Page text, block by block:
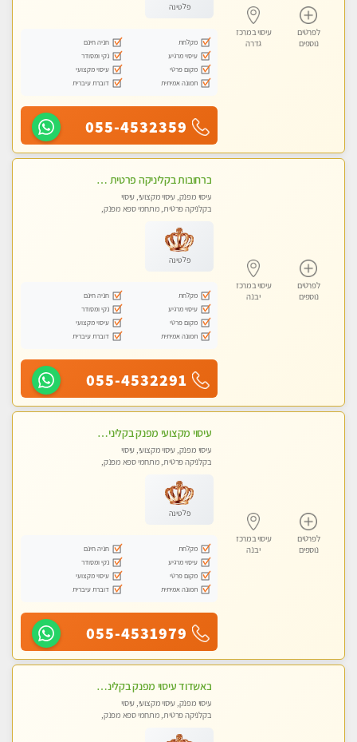
לפרטים
נוספים
עיסוי במרכז
גדרה
פלטינה
מקלחת
חניה חינם
עיסוי מרגיע
נקי ומסודר
מקום פרטי
עיסוי מקצועי
תמונה אמיתית
דוברת עיברית
055-4532359
לפרטים
נוספים
עיסוי במרכז
יבנה
ברחובות בקליניקה פרטית כל סוגי העיסויים מעסה מקצועית ואיכותית פרטי!!
עיסוי מפנק, עיסוי מקצועי, עיסוי
בקלניקה פרטית, מתחמי ספא מפנק,
פלטינה
מקלחת
חניה חינם
עיסוי מרגיע
נקי ומסודר
מקום פרטי
עיסוי מקצועי
תמונה אמיתית
דוברת עיברית
055-4532291
לפרטים
נוספים
עיסוי במרכז
יבנה
עיסוי מקצועי מפנק בקליניקה פרטית שירות vip לרציניים בלבד! מומלץ!! ללא מין
עיסוי מפנק, עיסוי מקצועי, עיסוי
בקלניקה פרטית, מתחמי ספא מפנק,
פלטינה
מקלחת
חניה חינם
עיסוי מרגיע
נקי ומסודר
מקום פרטי
עיסוי מקצועי
תמונה אמיתית
דוברת עיברית
055-4531979
באשדוד עיסוי מפנק בקליניקה פרטית שירות vip לרציניים בלבד! מומלץ!!
עיסוי מפנק, עיסוי מקצועי, עיסוי
בקלניקה פרטית, מתחמי ספא מפנק,